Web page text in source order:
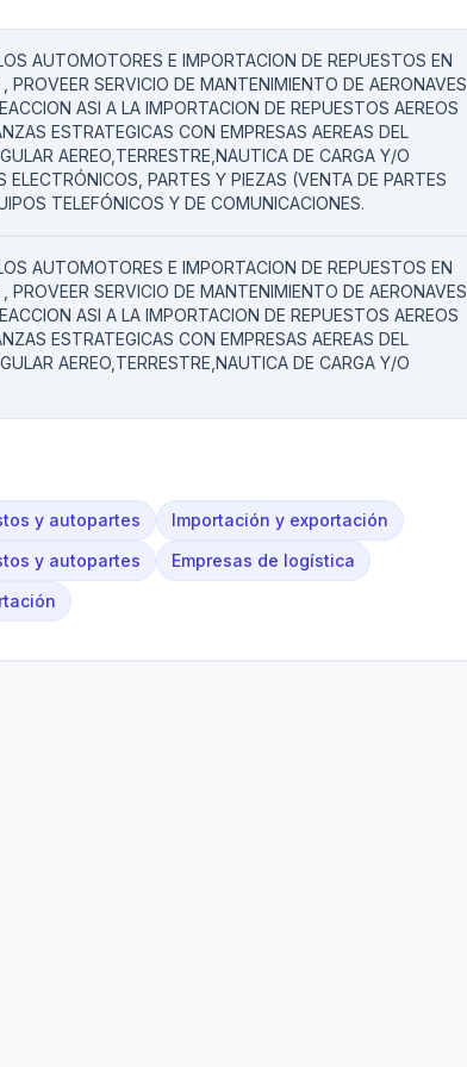
AUTOMOTORES E IMPORTACION DE REPUESTOS EN
SERVICIO DE MANTENIMIENTO DE AERONAVES
ASI A LA IMPORTACION DE REPUESTOS AEREOS
ESTRATEGICAS CON EMPRESAS AEREAS DEL
AEREO,TERRESTRE,NAUTICA DE CARGA Y/O
PARTES Y PIEZAS (VENTA DE PARTES
TELEFÓNICOS Y DE COMUNICACIONES.
AUTOMOTORES E IMPORTACION DE REPUESTOS EN
SERVICIO DE MANTENIMIENTO DE AERONAVES
ASI A LA IMPORTACION DE REPUESTOS AEREOS
ESTRATEGICAS CON EMPRESAS AEREAS DEL
AEREO,TERRESTRE,NAUTICA DE CARGA Y/O
y autopartes
Importación y exportación
y autopartes
Empresas de logística